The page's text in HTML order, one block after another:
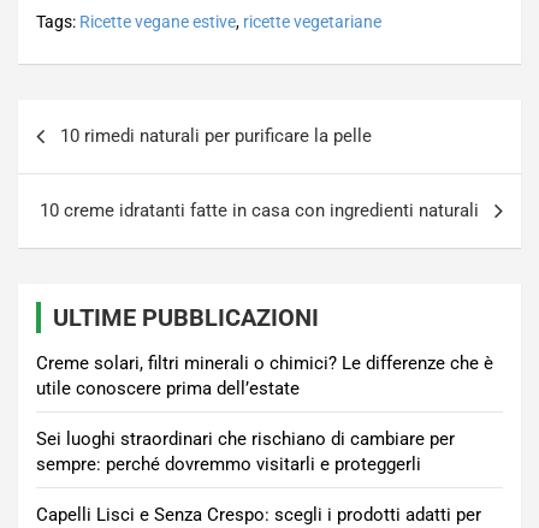
Tags: Ricette vegane estive, ricette vegetariane
10 rimedi naturali per purificare la pelle
10 creme idratanti fatte in casa con ingredienti naturali
ULTIME PUBBLICAZIONI
Creme solari, filtri minerali o chimici? Le differenze che è
utile conoscere prima dell’estate
Sei luoghi straordinari che rischiano di cambiare per
sempre: perché dovremmo visitarli e proteggerli
Capelli Lisci e Senza Crespo: scegli i prodotti adatti per